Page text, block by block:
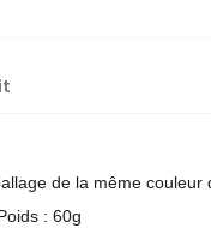
de la même couleur
: 60g